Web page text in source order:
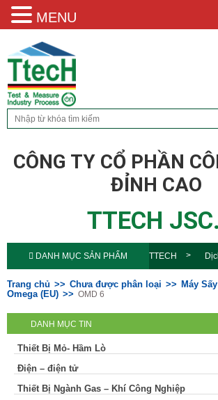
CÔNG TY CỔ PHẦN
ĐỈNH CAO
TTECH
DANH MỤC SẢN PHẨM TTECH
vấn Máy
Trang chủ Chưa được phân loại
Máy
Omega (EU)
OMD 6
DANH MỤC TIN
Thiết Bị Mỏ- Hầm Lò
Điện – điện tử
Thiết Bị Ngành Gas – Khí Công Nghiệp
MENU